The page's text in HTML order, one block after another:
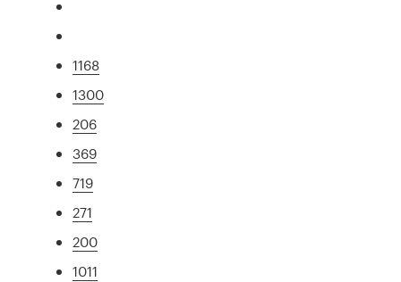
1168
1300
206
369
719
271
200
1011